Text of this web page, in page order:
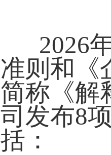
2026
准则和《
简称《解
司发布8
括：